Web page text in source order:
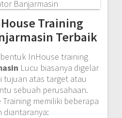
Training
Terbaik
InHouse training
Lucu biasanya digelar
tujuan atas target atau
sebuah perusahaan.
memiliki beberapa
diantaranya: